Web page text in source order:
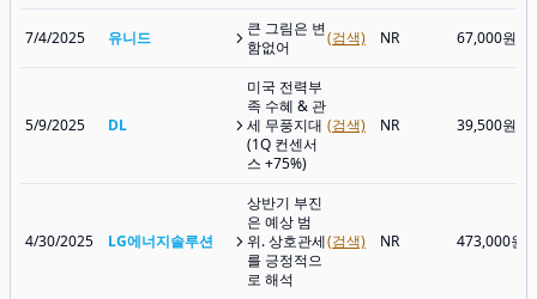
7/4/2025 유니드
큰 그림은 변
함없어
(검색) NR 67,000원
5/9/2025 DL
미국 전력부
족 수혜 & 관
세 무풍지대
(1Q 컨센서
스 +75%)
(검색) NR 39,500원
4/30/2025 LG에너지솔루션
상반기 부진
은 예상 범
위. 상호관세
를 긍정적으
로 해석
(검색) NR 473,000원